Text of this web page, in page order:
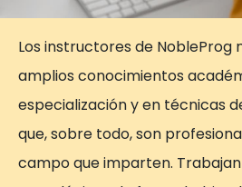
Los instructores de NobleProg
amplios conocimientos
especialización y en técnicas
que, sobre todo, son
campo que imparten.